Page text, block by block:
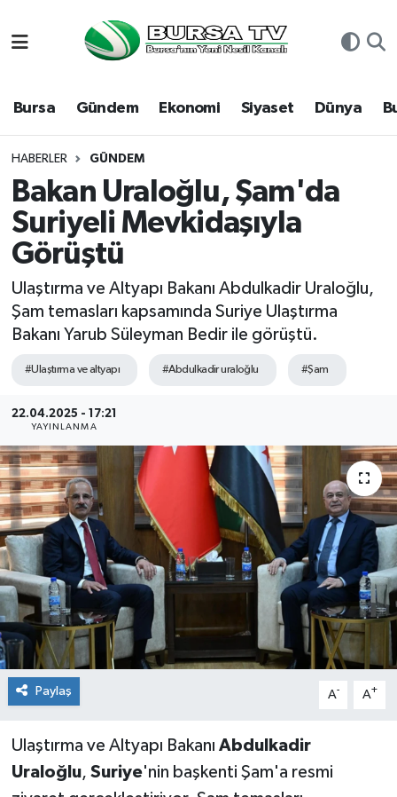
Bursa Gündem Ekonomi Siyaset Dünya
HABERLER GÜNDEM
Bakan Uraloğlu, Şam'da
Suriyeli Mevkidaşıyla
Görüştü
Ulaştırma ve Altyapı Bakanı Abdulkadir Uraloğlu,
Şam temasları kapsamında Suriye Ulaştırma
Bakanı Yarub Süleyman Bedir ile görüştü.
#Ulaştırma ve altyapı #Abdulkadir uraloğlu #Şam
22.04.2025 - 17:21
YAYINLANMA
Paylaş A- A+
Ulaştırma ve Altyapı Bakanı Abdulkadir
Uraloğlu, Suriye'nin başkenti Şam'a resmi
Bursa
Dünya
Eğitim
Ekonomi
Genel
Gündem
Sağlık
Siyaset
Spor
Teknoloji
Türkiye
Hava Durumu
Namaz Vakitleri
Trafik Durumu
Süper Lig Puan Durumu ve Fikstür
Tüm Manşetler
Son Dakika Haberleri